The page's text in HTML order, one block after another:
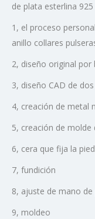
de plata esterlina
1, el proceso
anillo collares
2, diseño original por
3, diseño CAD de
4, creación de metal
5, creación de
6, cera que fija la
7, fundición
8, ajuste de mano
9, moldeo